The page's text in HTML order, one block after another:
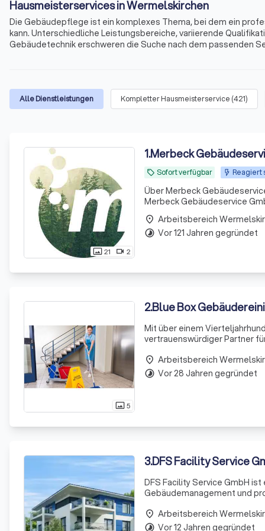
Hausmeisterservices in Wermelskirchen
Die Gebäudepflege ist ein komplexes Thema, bei dem ein
kann. Unterschiedliche Leistungsbereiche, variierende
Gebäudetechnik erschweren die Suche nach dem passenden
Alle Dienstleistungen Kompletter Hausmeisterservice (421)
photo_size_select_actual21 videocam 2
1.Merbeck
local_offer Sofort verfügbar Reagiert
Über Merbeck Gebäudeservice GmbH Seit über einem Jahrhundert, genauer
Merbeck Gebäudeservice
Gebäudereinigung setzen wir
auch
place Arbeitsbereich
timelapse Vor 121 Jahren gegründet
photo_size_select_actual5
2.Blue Box
Mit über einem
vertrauenswürdiger Partner
hinterlassen. Dah
place Arbeitsbereich
timelapse Vor 28 Jahren gegründet
3.DFS Facility Service
DFS Facility Service GmbH
Gebäudemanagement und
reibungslos funktionierenden
place Arbeitsbereich
timelapse Vor 12 Jahren gegründet